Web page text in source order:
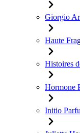
Giorgio
Haute
Histoires
Hormone
Initio